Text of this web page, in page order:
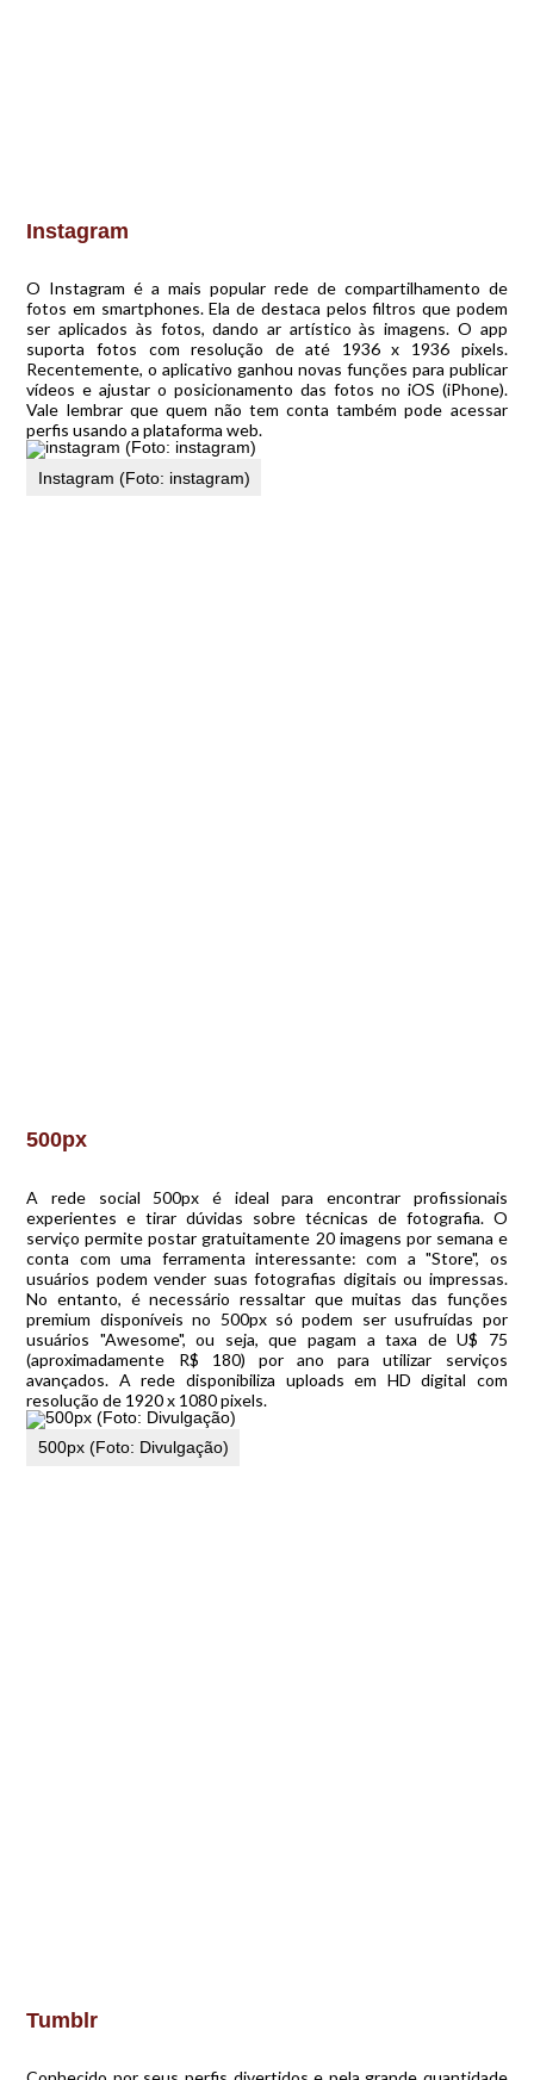
Instagram
O Instagram é a mais popular rede de compartilhamento de
fotos em smartphones. Ela de destaca pelos filtros que podem
ser aplicados às fotos, dando ar artístico às imagens. O app
suporta fotos com resolução de até 1936 x 1936 pixels.
Recentemente, o aplicativo ganhou novas funções para publicar
vídeos e ajustar o posicionamento das fotos no iOS (iPhone).
Vale lembrar que quem não tem conta também pode acessar
perfis usando a plataforma web.
Instagram (Foto: instagram)
500px
A rede social 500px é ideal para encontrar profissionais
experientes e tirar dúvidas sobre técnicas de fotografia. O
serviço permite postar gratuitamente 20 imagens por semana e
conta com uma ferramenta interessante: com a "Store", os
usuários podem vender suas fotografias digitais ou impressas.
No entanto, é necessário ressaltar que muitas das funções
premium disponíveis no 500px só podem ser usufruídas por
usuários "Awesome", ou seja, que pagam a taxa de U$ 75
(aproximadamente R$ 180) por ano para utilizar serviços
avançados. A rede disponibiliza uploads em HD digital com
resolução de 1920 x 1080 pixels.
500px (Foto: Divulgação)
Tumblr